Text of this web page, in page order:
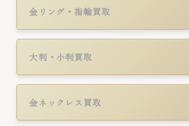
金リング・指輪買取
大判・小判買取
金ネックレス買取